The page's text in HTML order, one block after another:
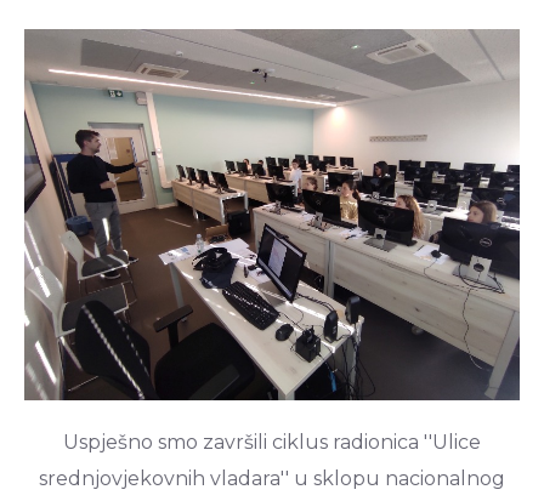
Uspješno smo završili ciklus radionica ''Ulice
srednjovjekovnih vladara'' u sklopu nacionalnog